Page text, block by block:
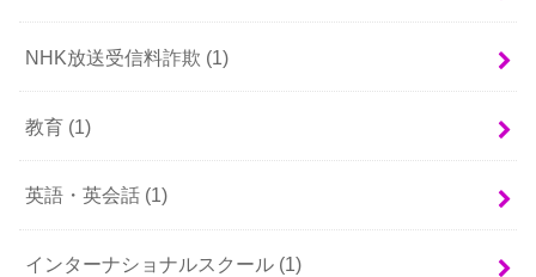
NHK放送受信料詐欺 (1)
教育 (1)
英語・英会話 (1)
インターナショナルスクール (1)